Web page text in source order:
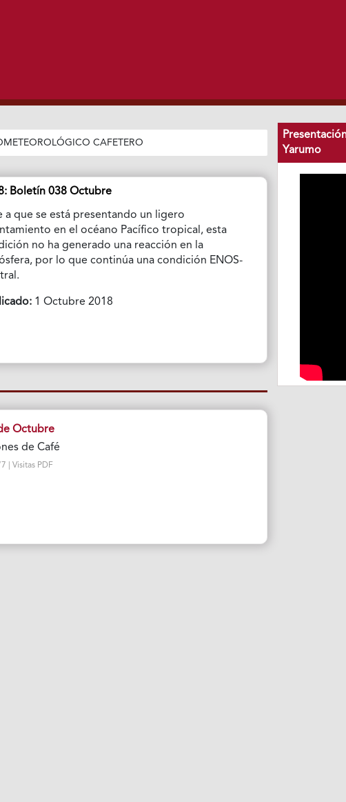
CAFETERO
Boletín 038 Octubre
a que se está presentando un ligero
en el océano Pacífico tropical, esta
no ha generado una reacción en la
por lo que continúa una condición ENOS-
1 Octubre 2018
Octubre
de Café
| Visitas PDF
Yarumo